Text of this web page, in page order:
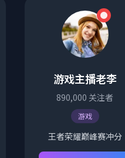
游戏主播老李
890,000 关注者
游戏
王者荣耀巅峰赛冲分